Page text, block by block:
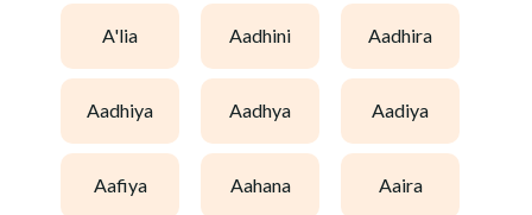
a'lia aadhini aadhira
aadhiya aadhya aadiya
aafiya aahana aaira